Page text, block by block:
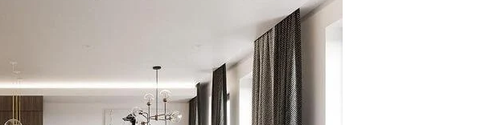
Xu Hướng Thiết Kế Nội Thất
Mới Tại Quận 2 Sài Gòn
24/01/2021